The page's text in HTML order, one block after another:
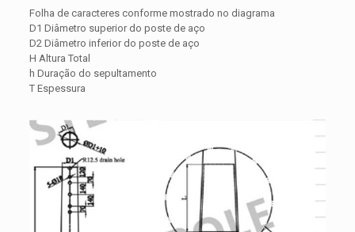
Folha de caracteres conforme mostrado no diagrama
D1 Diâmetro superior do poste de aço
D2 Diâmetro inferior do poste de aço
H Altura Total
h Duração do sepultamento
T Espessura